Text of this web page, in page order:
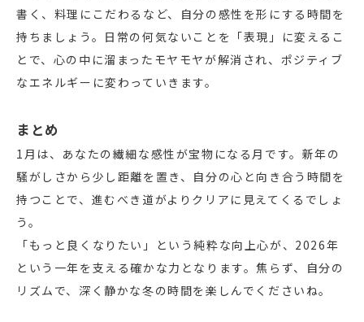
書く、料理にこだわるなど、自分の感性を形にする時間を
持ちましょう。日常の何気ないことを「表現」に変えるこ
とで、心の中に溜まったモヤモヤが解消され、ポジティブ
なエネルギーに変わっていきます。
まとめ
1月は、あなたの繊細な感性が宝物になる月です。新年の
騒がしさから少し距離を置き、自分の心と向き合う時間を
持つことで、進むべき道がよりクリアに見えてくるでしょ
う。
「もっと良くなりたい」という純粋な向上心が、2026年
という一年を支える確かな力となります。焦らず、自分の
リズムで、深く静かな冬の時間を楽しんでくださいね。